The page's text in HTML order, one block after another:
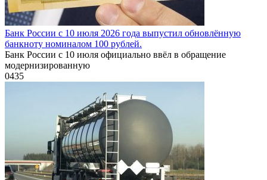
Банк России с 10 июля 2026 года выпустил обновлённую
банкноту номиналом 100 рублей.
Банк России с 10 июля официально ввёл в обращение
модернизированную
0435